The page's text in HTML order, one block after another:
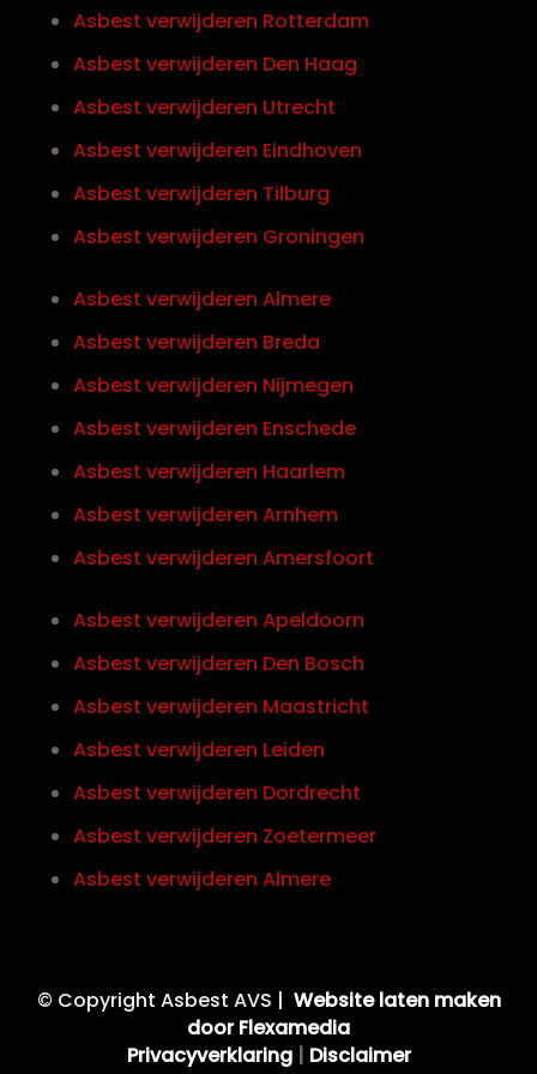
Asbest verwijderen Rotterdam
Asbest verwijderen Den Haag
Asbest verwijderen Utrecht
Asbest verwijderen Eindhoven
Asbest verwijderen Tilburg
Asbest verwijderen Groningen
Asbest verwijderen Almere
Asbest verwijderen Breda
Asbest verwijderen Nijmegen
Asbest verwijderen Enschede
Asbest verwijderen Haarlem
Asbest verwijderen Arnhem
Asbest verwijderen Amersfoort
Asbest verwijderen Apeldoorn
Asbest verwijderen Den Bosch
Asbest verwijderen Maastricht
Asbest verwijderen Leiden
Asbest verwijderen Dordrecht
Asbest verwijderen Zoetermeer
Asbest verwijderen Almere
© Copyright Asbest AVS | Website laten maken
door Flexamedia
Privacyverklaring| Disclaimer